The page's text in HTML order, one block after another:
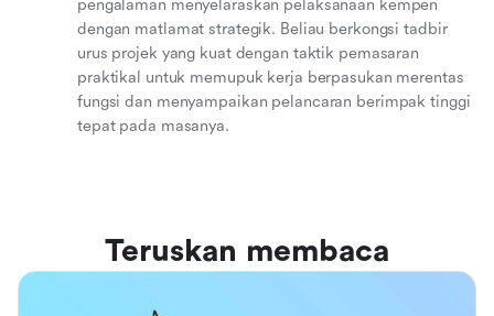
pengalaman menyelaraskan pelaksanaan kempen
dengan matlamat strategik. Beliau berkongsi tadbir
urus projek yang kuat dengan taktik pemasaran
praktikal untuk memupuk kerja berpasukan merentas
fungsi dan menyampaikan pelancaran berimpak tinggi
tepat pada masanya.
Teruskan membaca